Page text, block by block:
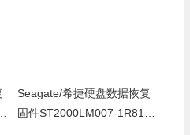
Seagate/希捷硬盘数据恢复
固件ST2000LM007-1R8174